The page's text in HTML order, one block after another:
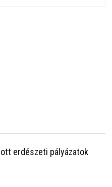
erdészeti pályázatok